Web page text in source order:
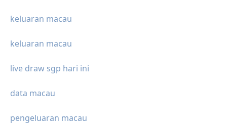
keluaran macau
keluaran macau
live draw sgp hari ini
data macau
pengeluaran macau